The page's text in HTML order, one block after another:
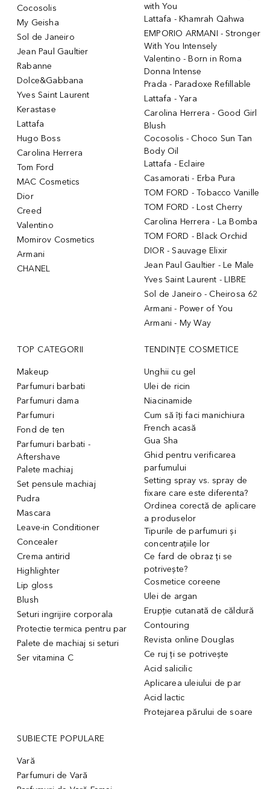
Cocosolis
My Geisha
Sol de Janeiro
Jean Paul Gaultier
Rabanne
Dolce&Gabbana
Yves Saint Laurent
Kerastase
Lattafa
Hugo Boss
Carolina Herrera
Tom Ford
MAC Cosmetics
Dior
Creed
Valentino
Momirov Cosmetics
Armani
CHANEL
with You
Lattafa - Khamrah Qahwa
EMPORIO ARMANI - Stronger
With You Intensely
Valentino - Born in Roma
Donna Intense
Prada - Paradoxe Refillable
Lattafa - Yara
Carolina Herrera - Good Girl
Blush
Cocosolis - Choco Sun Tan
Body Oil
Lattafa - Eclaire
Casamorati - Erba Pura
TOM FORD - Tobacco Vanille
TOM FORD - Lost Cherry
Carolina Herrera - La Bomba
TOM FORD - Black Orchid
DIOR - Sauvage Elixir
Jean Paul Gaultier - Le Male
Yves Saint Laurent - LIBRE
Sol de Janeiro - Cheirosa 62
Armani - Power of You
Armani - My Way
TOP CATEGORII
Makeup
Parfumuri barbati
Parfumuri dama
Parfumuri
Fond de ten
Parfumuri barbati -
Aftershave
Palete machiaj
Set pensule machiaj
Pudra
Mascara
Leave-in Conditioner
Concealer
Crema antirid
Highlighter
Lip gloss
Blush
Seturi ingrijire corporala
Protectie termica pentru par
Palete de machiaj si seturi
Ser vitamina C
TENDINȚE COSMETICE
Unghii cu gel
Ulei de ricin
Niacinamide
Cum să îți faci manichiura
French acasă
Gua Sha
Ghid pentru verificarea
parfumului
Setting spray vs. spray de
fixare care este diferenta?
Ordinea corectă de aplicare
a produselor
Tipurile de parfumuri și
concentrațiile lor
Ce fard de obraz ți se
potrivește?
Cosmetice coreene
Ulei de argan
Erupție cutanată de căldură
Contouring
Revista online Douglas
Ce ruj ți se potrivește
Acid salicilic
Aplicarea uleiului de par
Acid lactic
Protejarea părului de soare
SUBIECTE POPULARE
Vară
Parfumuri de Vară